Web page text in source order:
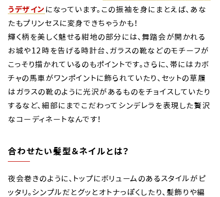
うデザイン になっています。この振袖を身にまとえば、あな
たもプリンセスに変身できちゃうかも！
輝く柄を美しく魅せる紺地の部分には、舞踏会が開かれる
お城や12時を告げる時計台、ガラスの靴などのモチーフが
こっそり描かれているのもポイントです。さらに、帯にはカボ
チャの馬車がワンポイントに飾られていたり、セットの草履
はガラスの靴のように光沢があるものをチョイスしていたり
するなど、細部にまでこだわってシンデレラを表現した贅沢
なコーディネートなんです！
合わせたい髪型＆ネイルとは？
夜会巻きのように、トップにボリュームのあるスタイルがピ
ッタリ。シンプルだとグッとオトナっぽくしたり、髪飾りや編